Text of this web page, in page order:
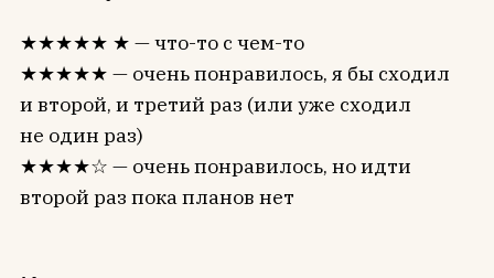
★★★★★ ★ — что-то с чем-то
★★★★★ — очень понравилось, я бы сходил
и второй, и третий раз (или уже сходил
не один раз)
★★★★☆ — очень понравилось, но идти
второй раз пока планов нет